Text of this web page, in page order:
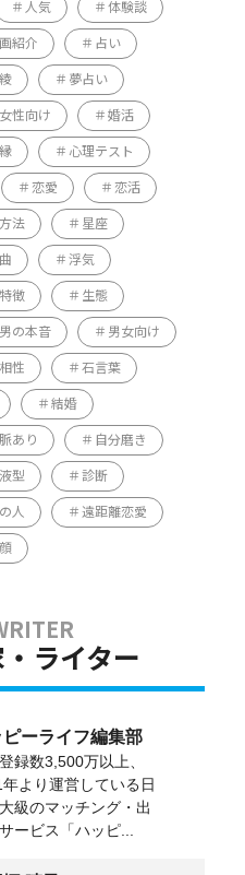
人気 体験談
紹介 占い
夢占い
女性向け 婚活
心理テスト
恋愛 恋活
法 星座
浮気
特徴 生態
男の本音 男女向け
相性 石言葉
結婚
脈あり 自分磨き
型 診断
人 遠距離恋愛
顔
ライター
ーライフ編集部
録数3,500万以上、
より運営している日
級のマッチング・出
ービス「ハッピ...